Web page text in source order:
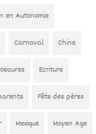
en Autonomie
Carnaval Chine
Ecriture
Fête des pères
Mexique Moyen Age